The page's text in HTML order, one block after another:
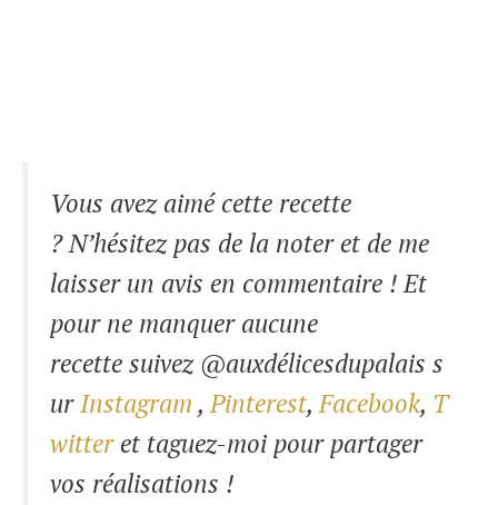
Vous avez aimé cette recette
? N’hésitez pas de la noter et de me
laisser un avis en commentaire ! Et
pour ne manquer aucune
recette suivez @auxdélicesdupalais s
urInstagram,Pinterest,Facebook, T
witteret taguez-moi pour partager
vos réalisations !